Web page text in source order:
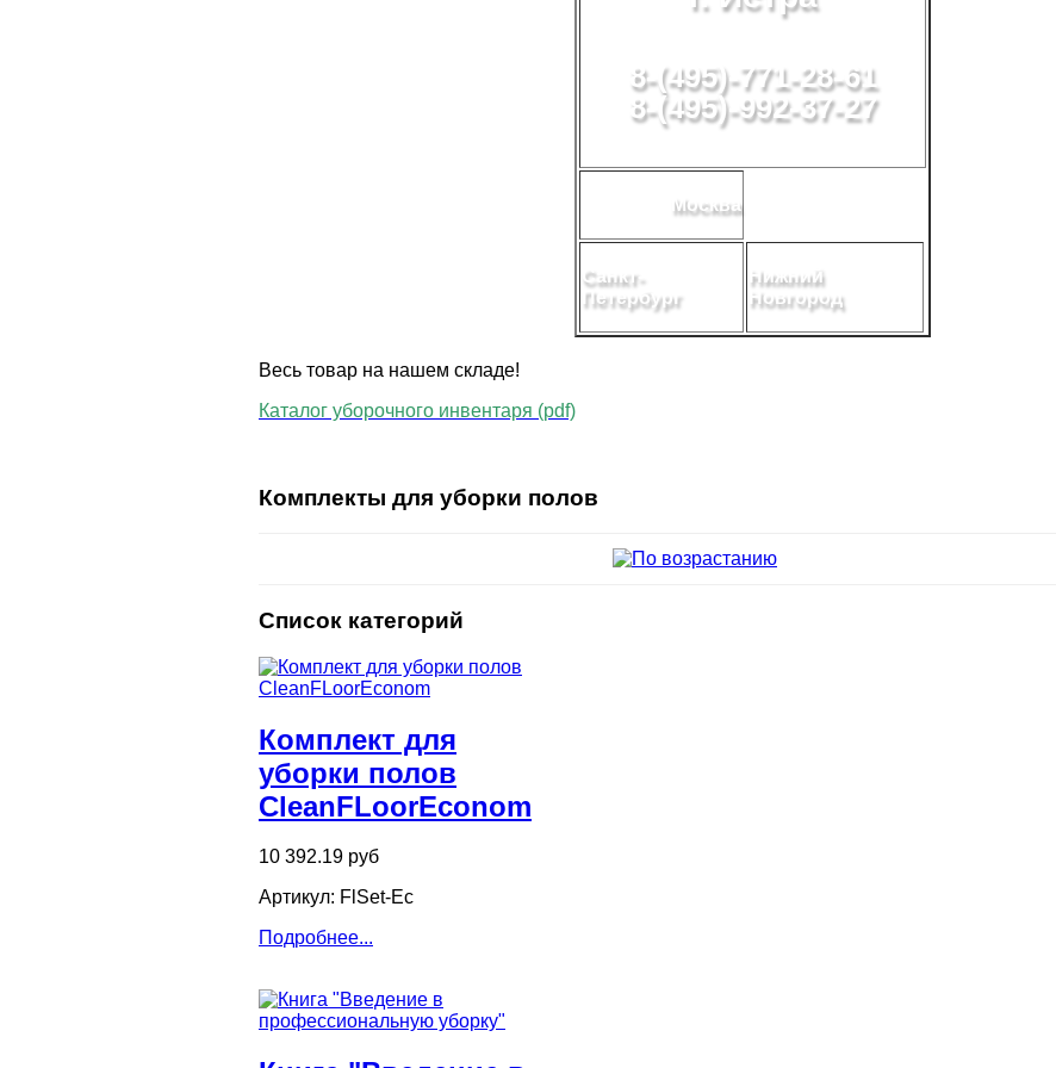
8-(495)-771-28-61
8-(495)-992-37-27
Москва
Санкт-
Петербург
Нижний
Новгород
Весь товар на нашем складе!
Каталог уборочного инвентаря (pdf)
Комплекты для уборки полов
Список категорий
Комплект для
уборки полов
CleanFLoorEconom
10 392.19 руб
Артикул: FlSet-Ec
Подробнее...